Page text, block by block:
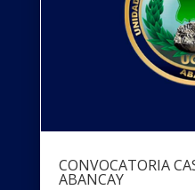
CONVOCATORIA
ABANCAY